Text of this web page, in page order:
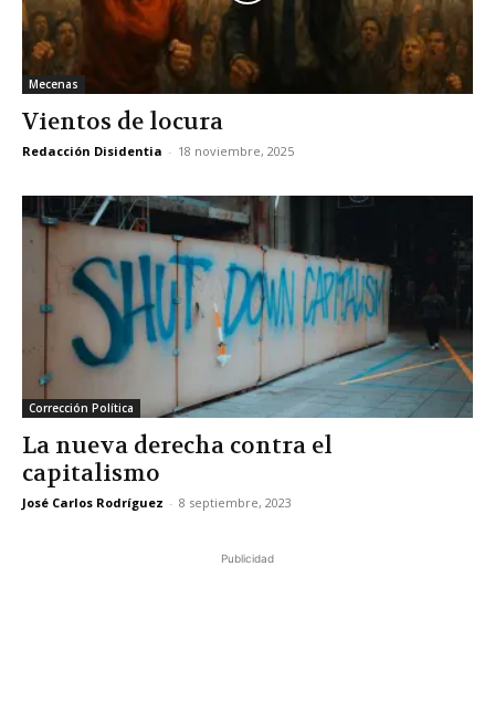
Mecenas
Vientos de locura
Redacción Disidentia - 18 noviembre, 2025
Corrección Política
La nueva derecha contra el
capitalismo
José Carlos Rodríguez - 8 septiembre, 2023
Publicidad